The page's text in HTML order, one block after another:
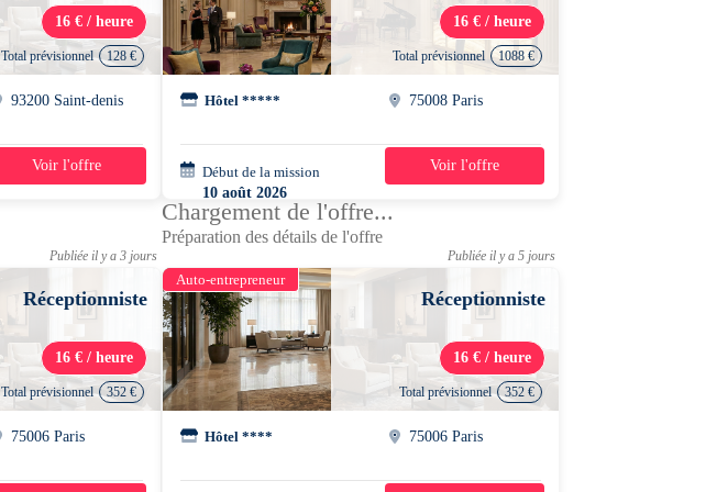
16 € / heure
Total prévisionnel 128 €
93200 Saint-denis
1 jour
Voir l'offre
16 € / heure
Total prévisionnel 1088 €
Hôtel ***** 75008 Paris
Début de la mission
10 août 2026
14h00 - 22h30
1 mois
Voir l'offre
Publiée il y a 3 jours
Réceptionniste
16 € / heure
Total prévisionnel 352 €
75006 Paris
Chargement de l'offre...
Préparation des détails de l'offre
Publiée il y a 5 jours
Auto-entrepreneur
Réceptionniste
16 € / heure
Total prévisionnel 352 €
Hôtel **** 75006 Paris